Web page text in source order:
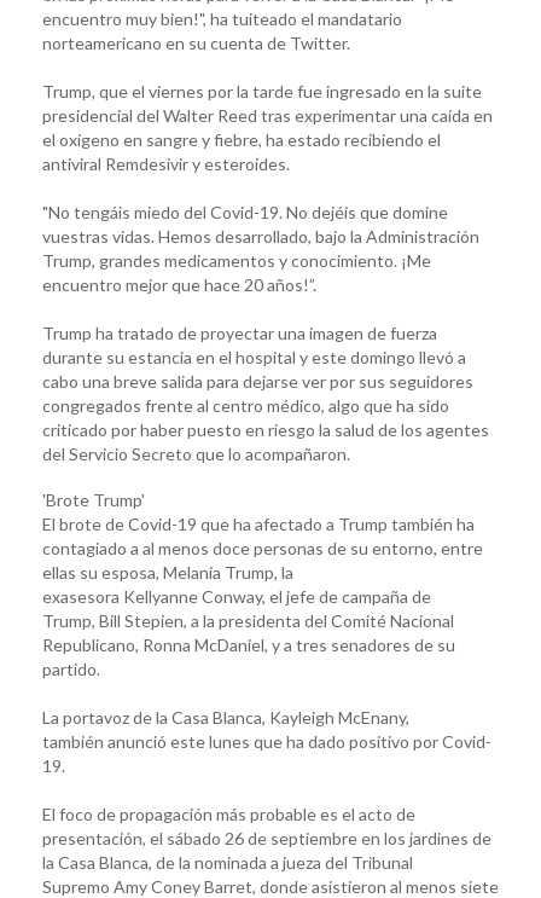
encuentro muy bien!", ha tuiteado el mandatario
norteamericano en su cuenta de Twitter.
Trump, que el viernes por la tarde fue ingresado en la suite
presidencial del Walter Reed tras experimentar una caída en
el oxígeno en sangre y fiebre, ha estado recibiendo el
antiviral Remdesivir y esteroides.
"No tengáis miedo del Covid-19. No dejéis que domine
vuestras vidas. Hemos desarrollado, bajo la Administración
Trump, grandes medicamentos y conocimiento. ¡Me
encuentro mejor que hace 20 años!”.
Trump ha tratado de proyectar una imagen de fuerza
durante su estancia en el hospital y este domingo llevó a
cabo una breve salida para dejarse ver por sus seguidores
congregados frente al centro médico, algo que ha sido
criticado por haber puesto en riesgo la salud de los agentes
del Servicio Secreto que lo acompañaron.
'Brote Trump'
El brote de Covid-19 que ha afectado a Trump también ha
contagiado a al menos doce personas de su entorno, entre
ellas su esposa, Melania Trump, la
exasesora Kellyanne Conway, el jefe de campaña de
Trump, Bill Stepien, a la presidenta del Comité Nacional
Republicano, Ronna McDaniel, y a tres senadores de su
partido.
La portavoz de la Casa Blanca, Kayleigh McEnany,
también anunció este lunes que ha dado positivo por Covid-
19.
El foco de propagación más probable es el acto de
presentación, el sábado 26 de septiembre en los jardines de
la Casa Blanca, de la nominada a jueza del Tribunal
Supremo Amy Coney Barret, donde asistieron al menos siete